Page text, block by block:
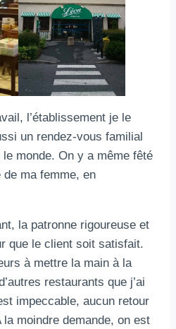
l’établissement je le
un rendez-vous familial
monde. On y a même fêté
ma femme, en
la patronne rigoureuse et
que le client soit satisfait.
à mettre la main à la
restaurants que j’ai
impeccable, aucun retour
moindre demande, on est